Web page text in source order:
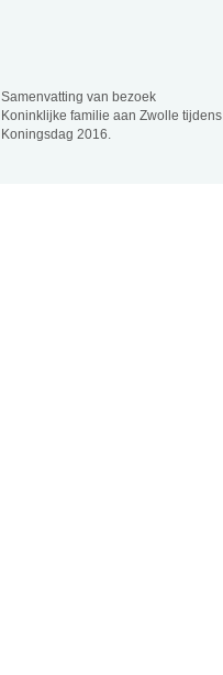
Samenvatting van bezoek
Koninklijke familie aan Zwolle tijdens
Koningsdag 2016.